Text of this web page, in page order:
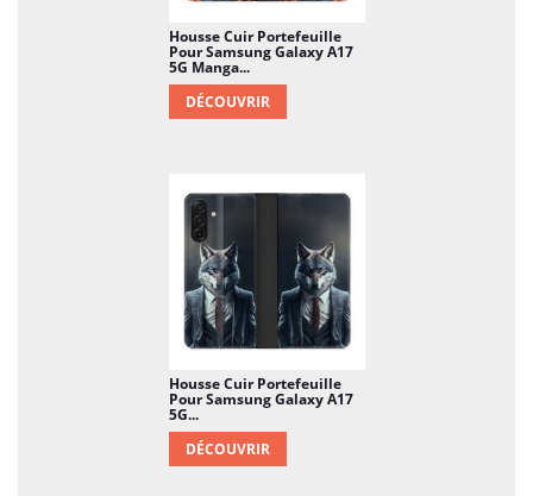
Housse Cuir Portefeuille
Pour Samsung Galaxy A17
5G Manga...
DÉCOUVRIR
Housse Cuir Portefeuille
Pour Samsung Galaxy A17
5G...
DÉCOUVRIR